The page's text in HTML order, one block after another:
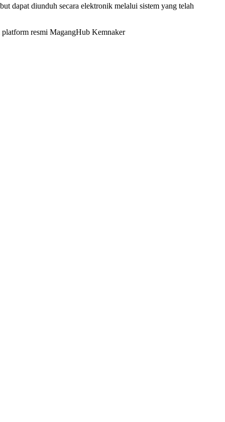
dapat diunduh secara elektronik melalui sistem yang telah
resmi MagangHub Kemnaker